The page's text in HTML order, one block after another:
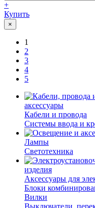
+
Купить
×
1
2
3
4
5
аксессуары
Кабели и провода
Системы ввода и
Лампы
Светотехника
изделия
Аксессуары для
Блоки
Вилки
Выключатели,